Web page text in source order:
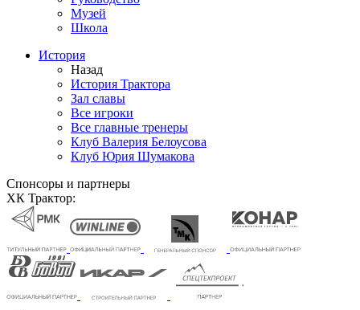
Музей
Школа
История
Назад
История Трактора
Зал славы
Все игроки
Все главные тренеры
Клуб Валерия Белоусова
Клуб Юрия Шумакова
Спонсоры и партнеры
ХК Трактор: